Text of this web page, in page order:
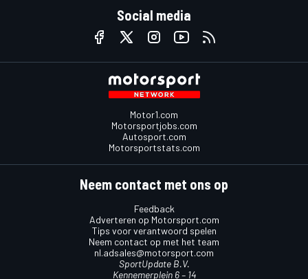
Social media
Motor1.com
Motorsportjobs.com
Autosport.com
Motorsportstats.com
Neem contact met ons op
Feedback
Adverteren op Motorsport.com
Tips voor verantwoord spelen
Neem contact op met het team
nl.adsales@motorsport.com
SportUpdate B.V.
Kennemerplein 6 – 14